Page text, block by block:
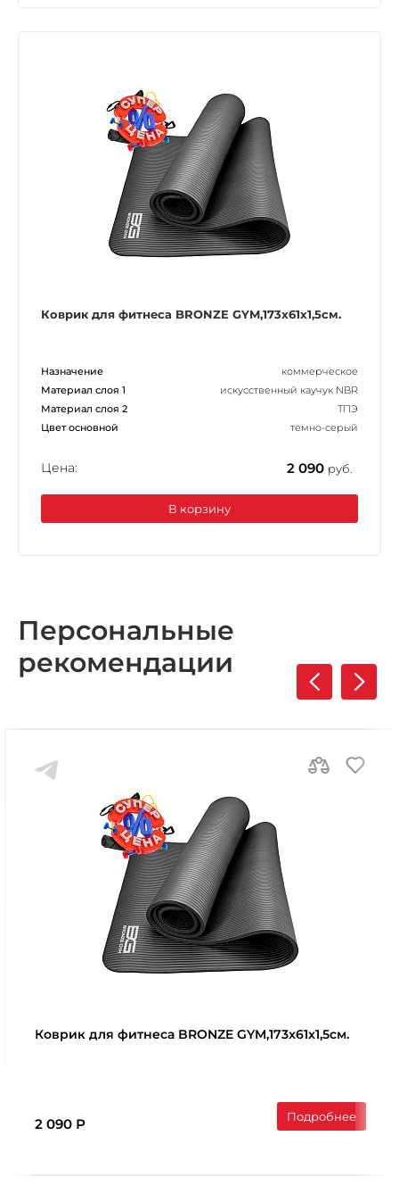
Коврик для фитнеса BRONZE GYM,173x61x1,5см.
Назначение
коммерческое
Материал слоя 1
искусственный каучук NBR
Материал слоя 2
ТПЭ
Цвет основной
темно-серый
Цена: 2 090 руб.
В корзину
Персональные
рекомендации
Коврик для фитнеса BRONZE GYM,173x61x1,5см.
2 090 Р Подробнее